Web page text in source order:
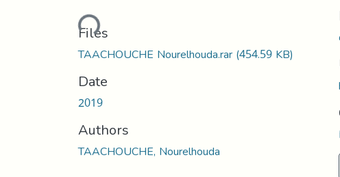
Loading...
Files
TAACHOUCHE Nourelhouda.rar(454.59 KB)
Date
2019
Authors
TAACHOUCHE, Nourelhouda